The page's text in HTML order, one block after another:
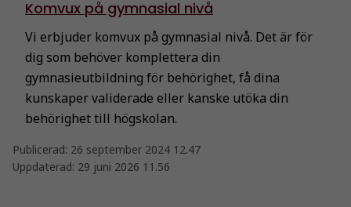
Komvux på gymnasial nivå
Vi erbjuder komvux på gymnasial nivå. Det är för
dig som behöver komplettera din
gymnasieutbildning för behörighet, få dina
kunskaper validerade eller kanske utöka din
behörighet till högskolan.
Publicerad: 26 september 2024 12.47
Uppdaterad: 29 juni 2026 11.56